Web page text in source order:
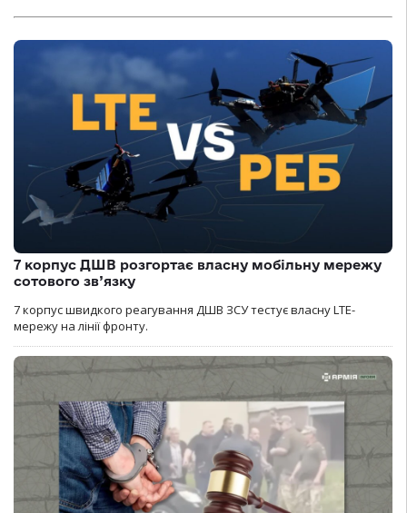
7 корпус ДШВ розгортає власну мобільну мережу
сотового зв’язку
7 корпус швидкого реагування ДШВ ЗСУ тестує власну LTE-
мережу на лінії фронту.